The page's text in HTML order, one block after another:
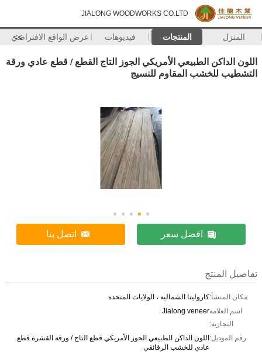
JIALONG WOODWORKS CO.LTD
المنزل المنتجات فيديوهات عرض الواقع الافتراضي
>>
اللون الداكن الطبيعي الأمريكي الجوز التاج القطع / قطع عادي ورقة
التشطيب للخشب المقاوم للنسيج
افضل سعر اتصل بنا
تفاصيل المنتج
مكان المنشأ:كارولينا الشمالية ، الولايات المتحدة
اسم العلامة
التجارية:
Jialong veneer
رقم الموديل:اللون الداكن الطبيعي الجوز الأمريكي قطع التاج / ورقة القشرة قطع
عادي للخشب الرقائقي